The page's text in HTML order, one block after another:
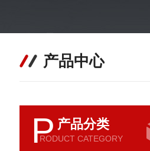
产品中心
P 产品分类
RODUCT CATEGORY